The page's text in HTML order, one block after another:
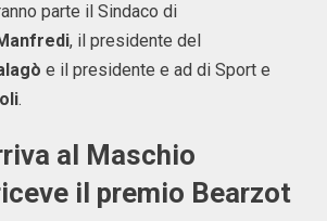
parte il Sindaco di
, il presidente del
e il presidente e ad di Sport e
.
al Maschio
il premio Bearzot